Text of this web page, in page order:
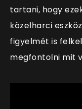
tartani, hogy
közelharci
figyelmét is
megfontolni mit